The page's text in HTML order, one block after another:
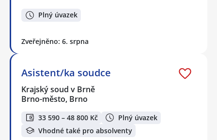
Plný úvazek
Zveřejněno: 6. srpna
Asistent/ka soudce
Krajský soud v Brně
Brno-město, Brno
33 590 – 48 800 Kč
Plný úvazek
Vhodné také pro absolventy